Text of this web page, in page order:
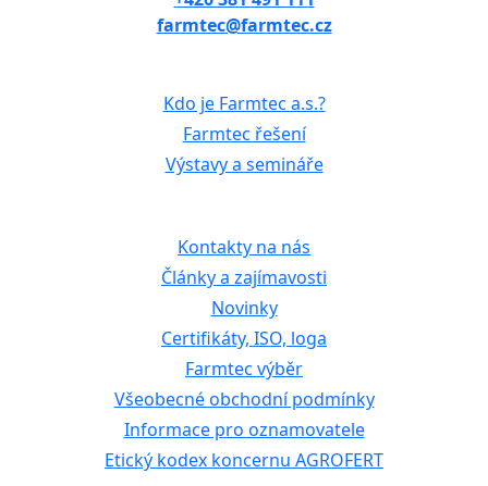
farmtec@farmtec.cz
Kdo je Farmtec a.s.?
Farmtec řešení
Výstavy a semináře
Kontakty na nás
Články a zajímavosti
Novinky
Certifikáty, ISO, loga
Farmtec výběr
Všeobecné obchodní podmínky
Informace pro oznamovatele
Etický kodex koncernu AGROFERT